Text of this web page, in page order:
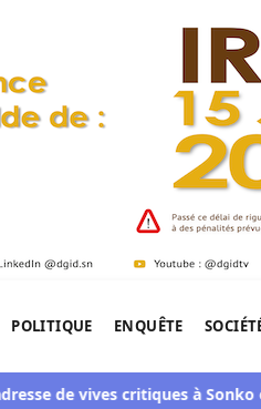
de l'Afrique.
POLITIQUE ENQUÊTE
vives critiques à Sonko et au